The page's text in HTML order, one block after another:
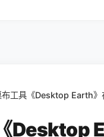
布工具《Desktop Earth》
Desktop